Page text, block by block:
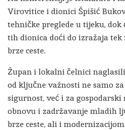
Virovitice i dionici Špišić
tehničke preglede u tijeku,
tih dionica doći do izražaja tek
brze ceste.
Župan i lokalni čelnici
od ključne važnosti ne samo
sigurnost, već i za
obnovu i zadržavanje mladih
brze ceste, ali i